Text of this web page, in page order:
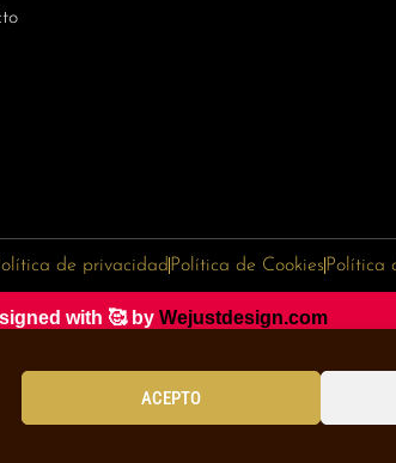
ACEPTO
de privacidad Política de Cookies Política
with 🥰 by Wejustdesign.com